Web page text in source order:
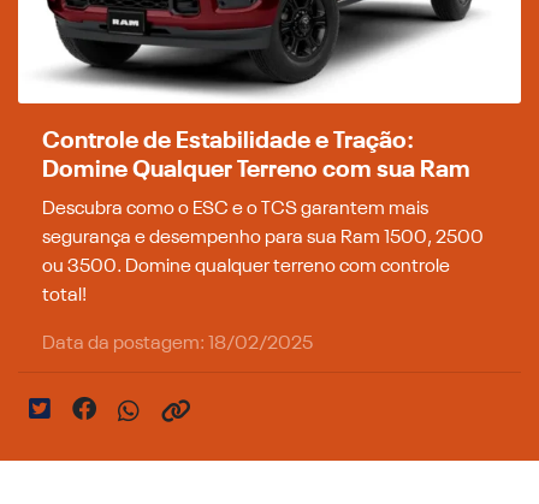
Controle de Estabilidade e Tração:
Domine Qualquer Terreno com sua Ram
Descubra como o ESC e o TCS garantem mais
segurança e desempenho para sua Ram 1500, 2500
ou 3500. Domine qualquer terreno com controle
total!
Data da postagem: 18/02/2025